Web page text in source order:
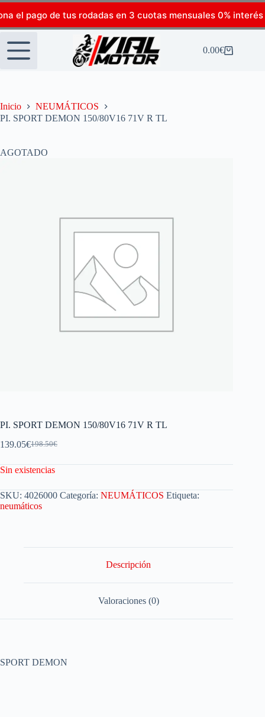
el pago de tus rodadas en 3 cuotas mensuales 0% interés
0.00€
Inicio
NEUMÁTICOS
PI. SPORT DEMON 150/80V16 71V R TL
AGOTADO
PI. SPORT DEMON 150/80V16 71V R TL
198.50€
139.05€
Sin existencias
SKU: 4026000 Categoría: NEUMÁTICOS Etiqueta:
neumáticos
Descripción
Valoraciones (0)
SPORT DEMON